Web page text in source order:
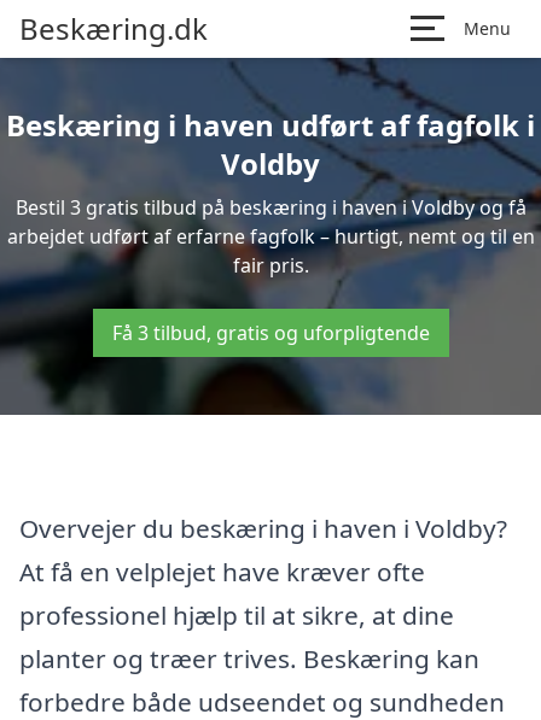
Beskæring.dk Menu
Beskæring i haven udført af fagfolk i
Voldby
Bestil 3 gratis tilbud på beskæring i haven i Voldby og få
arbejdet udført af erfarne fagfolk – hurtigt, nemt og til en
fair pris.
Få 3 tilbud, gratis og uforpligtende
Overvejer du beskæring i haven i Voldby?
At få en velplejet have kræver ofte
professionel hjælp til at sikre, at dine
planter og træer trives. Beskæring kan
forbedre både udseendet og sundheden